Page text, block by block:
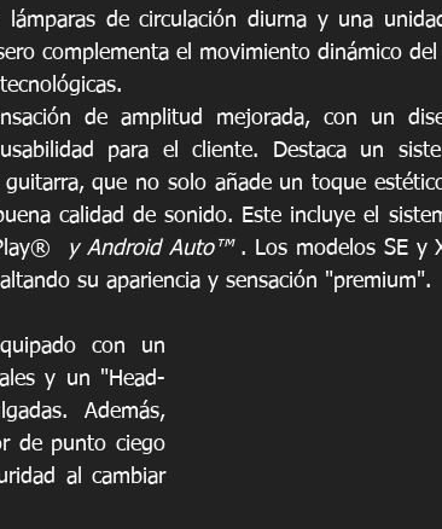
lámparas de circulación diurna y una
complementa el movimiento dinámico
de amplitud mejorada, con un
para el cliente. Destaca un
que no solo añade un toque
calidad de sonido. Este incluye el
y Android Auto™ . Los modelos SE y
su apariencia y sensación "premium".
con un
y un "Head-
Además,
de punto ciego
al cambiar